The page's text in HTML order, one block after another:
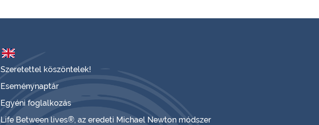
Szeretettel köszöntelek!
Eseménynaptár
Egyéni foglalkozás
Life Between lives®, az eredeti Michael Newton módszer